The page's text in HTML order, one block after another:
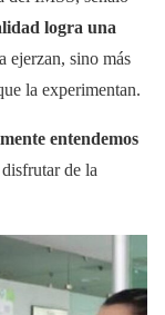
logra una
ejerzan, sino más
la experimentan.
entendemos
de la